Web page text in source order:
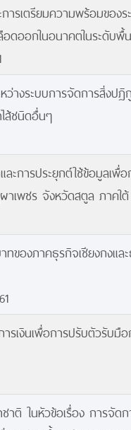
ารเตรียมความพร้อมของ
อดออกในอนาคตในระดับพื้
ว่างระบบการจัดการสิ่งป
ส้ชนิดอื่นๆ
ะการประยุกต์ใช้ข้อมูลเพื่
เพชร จังหวัดสตูล ภาคใต้
ของภาคธุรกิจเชียงกงแล
รเงินเพื่อการปรับตัวรับมื
าติ ในหัวข้อเรื่อง การจัด